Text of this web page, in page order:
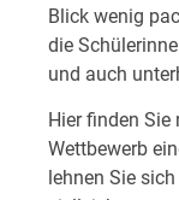
Blick wenig
die
und auch
Hier finden Sie
Wettbewerb
lehnen Sie